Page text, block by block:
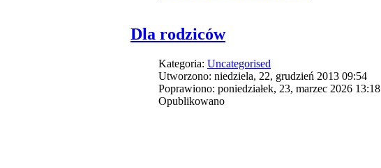
Dla rodziców
Kategoria: Uncategorised
Utworzono: niedziela, 22, grudzień 2013 09:54
Poprawiono: poniedziałek, 23, marzec 2026 13:18
Opublikowano